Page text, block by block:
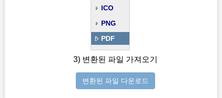
ICO
PNG
PDF
3) 변환된 파일 가져오기
변환된 파일 다운로드